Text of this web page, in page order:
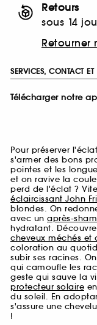
Retours
sous 14
Retourner
SERVICES, CONTACT
Télécharger notre
Pour préserver
s'armer des bons
pointes et les
et on ravive la
perd de l'éclat ?
éclaircissant John
blondes. On
avec un après-
hydratant.
cheveux méchés et
coloration au
subir ses racines.
qui camoufle les
geste qui sauve la
protecteur solaire
du soleil. En
s'assure une
!